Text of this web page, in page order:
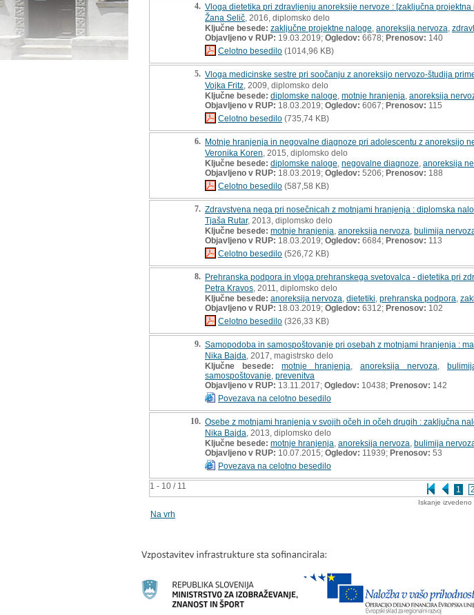
1 - 10 / 11 1 2
4. Vloga dietetika pri zdravljenju anoreksije nervoze : [zaključna projektna
Žana Selič , 2016, diplomsko delo
Ključne besede: zaključne projektne naloge anoreksija nervoza
Objavljeno v RUP: 19.03.2019; Ogledov: 6678; Prenosov: 140
Celotno besedilo (1014,96 KB)
5. Vloga medicinske sestre pri soočanju z anoreksijo nervozo-študija
Vojka Fritz , 2009, diplomsko delo
Ključne besede: diplomske naloge motnje hranjenja anoreksija
Objavljeno v RUP: 18.03.2019; Ogledov: 6067; Prenosov: 115
Celotno besedilo (735,74 KB)
6. Motnje hranjenja in negovalne diagnoze pri adolescentu z anoreksijo
Veronika Koren , 2015, diplomsko delo
Ključne besede: diplomske naloge negovalne diagnoze anoreksija
Objavljeno v RUP: 18.03.2019; Ogledov: 5206; Prenosov: 188
Celotno besedilo (587,58 KB)
7. Zdravstvena nega pri nosečnicah z motnjami hranjenja : diplomska
Tjaša Rutar, 2013, diplomsko delo
Ključne besede: motnje hranjenja anoreksija nervoza bulimija
Objavljeno v RUP: 18.03.2019; Ogledov: 6684; Prenosov: 113
Celotno besedilo (526,72 KB)
8. Prehranska podpora in vloga prehranskega svetovalca - dietetika pri
Petra Kravos , 2011, diplomsko delo
Ključne besede: anoreksija nervoza dietetiki prehranska podpora
Objavljeno v RUP: 18.03.2019; Ogledov: 6312; Prenosov: 102
Celotno besedilo (326,33 KB)
9. Samopodoba in samospoštovanje pri osebah z motnjami hranjenja :
Nika Bajda , 2017, magistrsko delo
Ključne besede:
motnje hranjenja anoreksija nervoza
samospoštovanje prevenitva
Objavljeno v RUP: 13.11.2017; Ogledov: 10438; Prenosov: 142
Povezava na celotno besedilo
10. Osebe z motnjami hranjenja v svojih očeh in očeh drugih : zaključna
Nika Bajda , 2013, diplomsko delo
Ključne besede: motnje hranjenja anoreksija nervoza bulimija
Objavljeno v RUP: 10.07.2015; Ogledov: 11939; Prenosov: 53
Povezava na celotno besedilo
Iskanje izvedeno
Na vrh